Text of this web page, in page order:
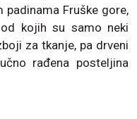
padinama Fruške gore,
kojih su samo neki
za tkanje, pa drveni
rađena posteljina